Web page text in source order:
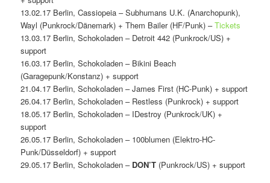
13.02.17 Berlin, Cassiopeia – Subhumans U.K. (Anarchopunk),
Wayl (Punkrock/Dänemark) + Them Bailer (HF/Punk) –Tickets
13.03.17 Berlin, Schokoladen – Detroit 442 (Punkrock/US) +
support
16.03.17 Berlin, Schokoladen – Bikini Beach
(Garagepunk/Konstanz) + support
21.04.17 Berlin, Schokoladen – James First (HC-Punk) + support
26.04.17 Berlin, Schokoladen – Restless (Punkrock) + support
18.05.17 Berlin, Schokoladen – IDestroy (Punkrock/UK) +
support
26.05.17 Berlin, Schokoladen – 100blumen (Elektro-HC-
Punk/Düsseldorf) + support
29.05.17 Berlin, Schokoladen – DON’T (Punkrock/US) + support